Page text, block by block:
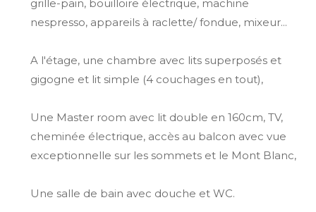
grille-pain, bouilloire électrique, machine
nespresso, appareils à raclette/ fondue, mixeur...
A l'étage, une chambre avec lits superposés et
gigogne et lit simple (4 couchages en tout),
Une Master room avec lit double en 160cm, TV,
cheminée électrique, accès au balcon avec vue
exceptionnelle sur les sommets et le Mont Blanc,
Une salle de bain avec douche et WC.